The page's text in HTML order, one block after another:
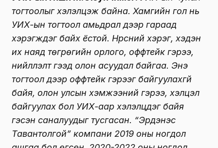
тогтоолыг хэлэлцэж байна. Хамгийн гол нь
УИХ-ын тогтоол амьдрал дээр гараад
хэрэгждэг байх ёстой. Нүүрсний хэрэг, хэдэн
их наяд төгрөгийн орлого, оффтейк гэрээ,
нийлүүлэлт гээд олон асуудал байгаа. Энэ
тогтоол дээр оффтейк гэрээг байгуулахгүй
байя, олон улсын хэмжээний гэрээ, хэлцэл
байгуулах бол УИХ-аар хэлэлцдэг байя
гэсэн саналуудыг тусгасан. “Эрдэнэс
Тавантолгой” компани 2019 оны ногдол